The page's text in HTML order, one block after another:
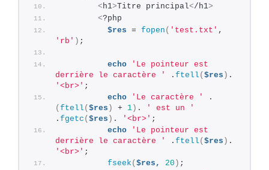
<h1>Titre principal</h1>
<?php
$res = fopen ( 'test.txt'
'rb' ) ;
echo
'Le pointeur est
derrière le caractère '
. ftell ( $res )
'<br>' ;
echo
'Le caractère '
.
( ftell ( $res ) + 1 ) .
' est un '
. fgetc ( $res ) . '<br>' ;
echo
'Le pointeur est
derrière le caractère '
. ftell ( $res )
'<br>' ;
fseek ( $res, 20 ) ;